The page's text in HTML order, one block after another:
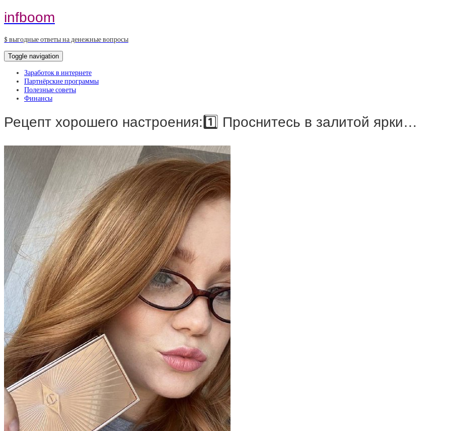
infboom
$ выгодные ответы на денежные вопросы
Toggle navigation
Заработок в интернете
Партнёрские программы
Полезные советы
Финансы
Рецепт хорошего настроения:1️⃣ Проснитесь в залитой ярки…